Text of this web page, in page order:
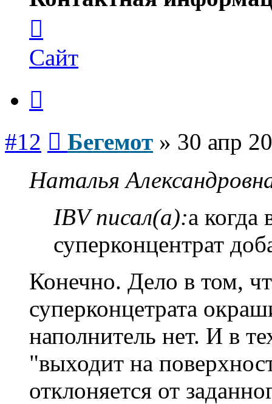
пользователя
Бегемот
Сайт
#12 Бегемот » 30 апр
Наталья
IBV писал(а):а когда
суперконцентрат
Конечно. Дело в том,
суперконцетрата
наполнитель нет. И в
"выходит на
отклоняется от